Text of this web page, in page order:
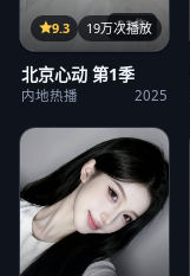
32集
9.3 19万次播放
北京心动 第1季
内地热播 2025